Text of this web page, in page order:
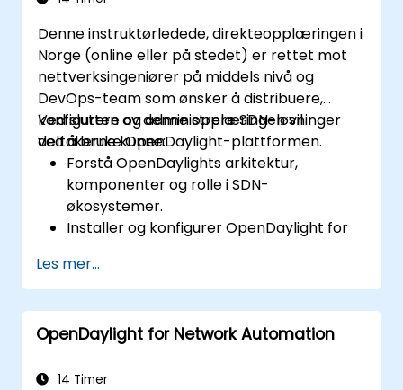
Denne instruktørledede, direkteopplæringen i
Norge (online eller på stedet) er rettet mot
nettverksingeniører på middels nivå og
DevOps-team som ønsker å distribuere,
konfigurere og administrere SDN-løsninger
ved å bruke OpenDaylight-plattformen.
Ved slutten av denne opplæringen vil
deltakerne kunne:
Forstå OpenDaylights arkitektur,
komponenter og rolle i SDN-
økosystemer.
Installer og konfigurer OpenDaylight for
Utvikle og distribuere nettverksflyter ved
hjelp av OpenDaylight kontrollere.
Integrer OpenDaylight med SDN-
aktiverte enheter og eksisterende
Feilsøk og optimaliser OpenDaylight-
Les mer...
OpenDaylight for Network Automation
14 Timer